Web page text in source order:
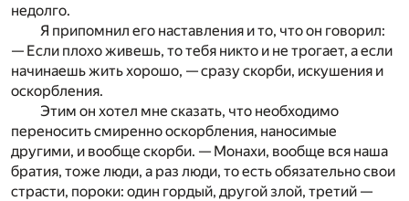
недолго.
Я припомнил его наставления и то, что он говорил:
— Если плохо живешь, то тебя никто и не трогает, а если
начинаешь жить хорошо, — сразу скорби, искушения и
оскорбления.
Этим он хотел мне сказать, что необходимо
переносить смиренно оскорбления, наносимые
другими, и вообще скорби. — Монахи, вообще вся наша
братия, тоже люди, а раз люди, то есть обязательно свои
страсти, пороки: один гордый, другой злой, третий —